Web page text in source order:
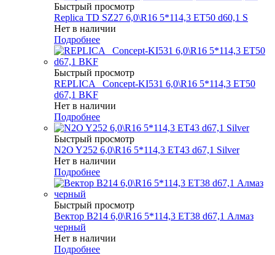
Быстрый просмотр
Replica TD SZ27 6,0\R16 5*114,3 ET50 d60,1 S
Нет в наличии
Подробнее
Быстрый просмотр
REPLICA _Concept-KI531 6,0\R16 5*114,3 ET50
d67,1 BKF
Нет в наличии
Подробнее
Быстрый просмотр
N2O Y252 6,0\R16 5*114,3 ET43 d67,1 Silver
Нет в наличии
Подробнее
Быстрый просмотр
Вектор B214 6,0\R16 5*114,3 ET38 d67,1 Алмаз
черный
Нет в наличии
Подробнее